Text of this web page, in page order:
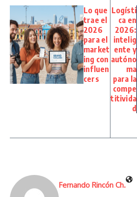
Lo que
trae el
2026
para el
market
ing con
influen
cers
Logísti
ca en
2026:
intelig
ente y
autóno
ma
para la
compe
titivida
d
Fernando Rincón Ch.